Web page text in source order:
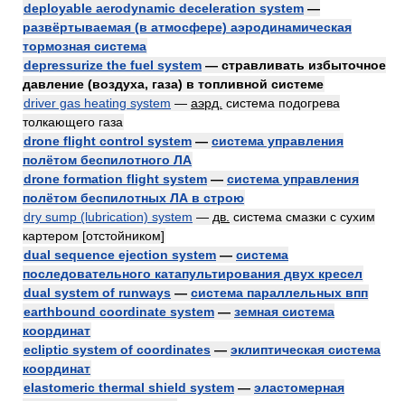
deployable aerodynamic deceleration system —
развёртываемая (в атмосфере) аэродинамическая
тормозная система
depressurize the fuel system — стравливать избыточное
давление (воздуха, газа) в топливной системе
driver gas heating system — аэрд. система подогрева
толкающего газа
drone flight control system — система управления
полётом беспилотного ЛА
drone formation flight system — система управления
полётом беспилотных ЛА в строю
dry sump (lubrication) system — дв. система смазки с сухим
картером [отстойником]
dual sequence ejection system — система
последовательного катапультирования двух кресел
dual system of runways — система параллельных впп
earthbound coordinate system — земная система
координат
ecliptic system of coordinates — эклиптическая система
координат
elastomeric thermal shield system — эластомерная